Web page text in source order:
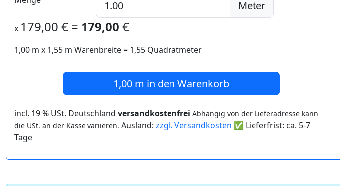
Meter
x 179,00 € = 179,00 €
1,00 m x 1,55 m Warenbreite = 1,55 Quadratmeter
1,00 m in den Warenkorb
incl. 19 % USt. Deutschland versandkostenfrei Abhängig von der Lieferadresse kann
die USt. an der Kasse variieren. Ausland: zzgl. Versandkosten ✅ Lieferfrist: ca. 5-7
Tage